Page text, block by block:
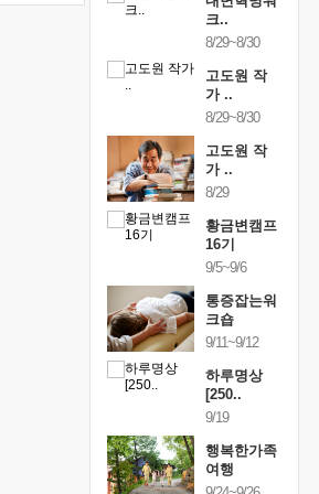
크..
8/29~8/30
고도원 작
가 ..
8/29~8/30
고도원 작
가 ..
8/29
황금변캠프
16기
9/5~9/6
통증잡는워
크숍
9/11~9/12
하루명상
[250..
9/19
행복한가족
여행